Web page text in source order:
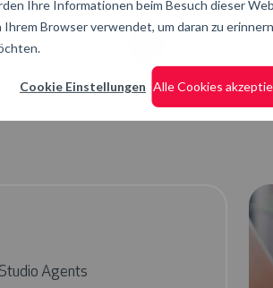
Ihre Informationen beim Besuch dieser
Browser verwendet, um daran zu
Cookie Einstellungen Alle Cookies
Agents